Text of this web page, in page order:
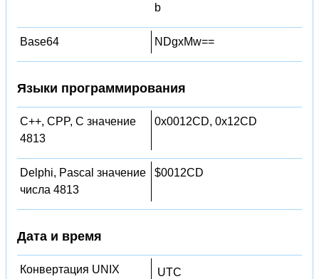
b
Base64 NDgxMw==
Языки программирования
C++, CPP, C значение
4813
0x0012CD, 0x12CD
Delphi, Pascal значение
числа 4813
$0012CD
Дата и время
Конвертация UNIX
UTC